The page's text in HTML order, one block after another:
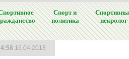
Спорт и
политика
некролог
4:58 16.04.2018